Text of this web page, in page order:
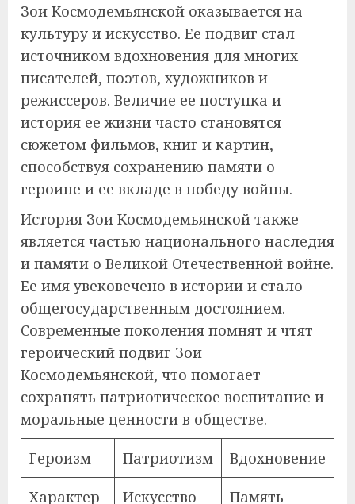
Зои Космодемьянской оказывается на
культуру и искусство. Ее подвиг стал
источником вдохновения для многих
писателей, поэтов, художников и
режиссеров. Величие ее поступка и
история ее жизни часто становятся
сюжетом фильмов, книг и картин,
способствуя сохранению памяти о
героине и ее вкладе в победу войны.
История Зои Космодемьянской также
является частью национального наследия
и памяти о Великой Отечественной войне.
Ее имя увековечено в истории и стало
общегосударственным достоянием.
Современные поколения помнят и чтят
героический подвиг Зои
Космодемьянской, что помогает
сохранять патриотическое воспитание и
моральные ценности в обществе.
Героизм Патриотизм Вдохновение
Характер Искусство Память